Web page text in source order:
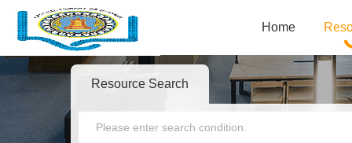
Home
Resource Search